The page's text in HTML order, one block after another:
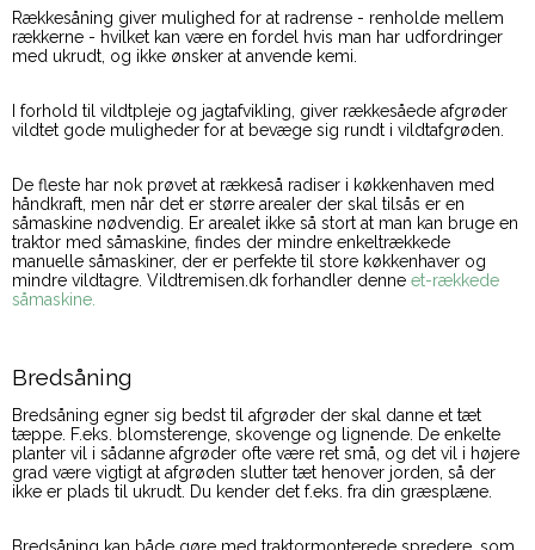
Rækkesåning giver mulighed for at radrense - renholde mellem
rækkerne - hvilket kan være en fordel hvis man har udfordringer
med ukrudt, og ikke ønsker at anvende kemi.
I forhold til vildtpleje og jagtafvikling, giver rækkesåede afgrøder
vildtet gode muligheder for at bevæge sig rundt i vildtafgrøden.
De fleste har nok prøvet at rækkeså radiser i køkkenhaven med
håndkraft, men når det er større arealer der skal tilsås er en
såmaskine nødvendig. Er arealet ikke så stort at man kan bruge en
traktor med såmaskine, findes der mindre enkeltrækkede
manuelle såmaskiner, der er perfekte til store køkkenhaver og
mindre vildtagre. Vildtremisen.dk forhandler denne et-rækkede
såmaskine.
Bredsåning
Bredsåning egner sig bedst til afgrøder der skal danne et tæt
tæppe. F.eks. blomsterenge, skovenge og lignende. De enkelte
planter vil i sådanne afgrøder ofte være ret små, og det vil i højere
grad være vigtigt at afgrøden slutter tæt henover jorden, så der
ikke er plads til ukrudt. Du kender det f.eks. fra din græsplæne.